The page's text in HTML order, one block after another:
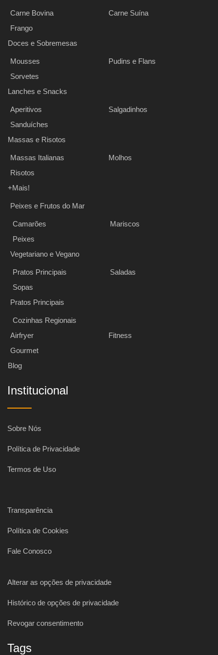
Carne Bovina
Carne Suína
Frango
Doces e Sobremesas
Mousses
Pudins e Flans
Sorvetes
Lanches e Snacks
Aperitivos
Salgadinhos
Sanduíches
Massas e Risotos
Massas Italianas
Molhos
Risotos
+Mais!
Peixes e Frutos do Mar
Camarões
Mariscos
Peixes
Vegetariano e Vegano
Pratos Principais
Saladas
Sopas
Pratos Principais
Cozinhas Regionais
Airfryer
Fitness
Gourmet
Blog
Institucional
Sobre Nós
Política de Privacidade
Termos de Uso
Transparência
Política de Cookies
Fale Conosco
Alterar as opções de privacidade
Histórico de opções de privacidade
Revogar consentimento
Tags